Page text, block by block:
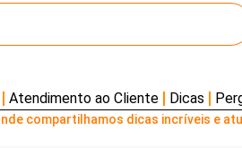
Atendimento ao Cliente Dicas
compartilhamos dicas incríveis e